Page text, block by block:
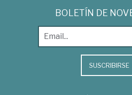
BOLETÍN DE
SUSCRIBIRSE